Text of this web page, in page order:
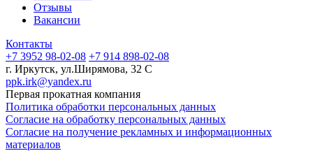
Отзывы
Вакансии
Контакты
+7 3952 98-02-08 +7 914 898-02-08
г. Иркутск, ул.Ширямова, 32 С
ppk.irk@yandex.ru
Первая прокатная компания
Политика обработки персональных данных
Согласие на обработку персональных данных
Согласие на получение рекламных и информационных
материалов